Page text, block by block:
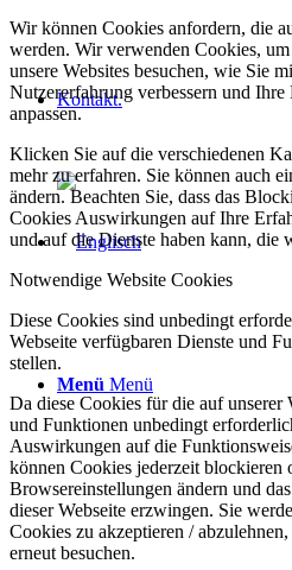
Kontakt.
Menü Menü
Wir können Cookies anfordern, die
werden. Wir verwenden Cookies,
unsere Websites besuchen, wie Sie
Nutzererfahrung verbessern und
anpassen.
Klicken Sie auf die verschiedenen
mehr zu erfahren. Sie können auch
ändern. Beachten Sie, dass das
Cookies Auswirkungen auf Ihre
und auf die Dienste haben kann, die
Notwendige Website Cookies
Diese Cookies sind unbedingt
Webseite verfügbaren Dienste und
stellen.
Da diese Cookies für die auf unserer
und Funktionen unbedingt
Auswirkungen auf die
können Cookies jederzeit blockieren
Browsereinstellungen ändern und
dieser Webseite erzwingen. Sie
Cookies zu akzeptieren /
erneut besuchen.